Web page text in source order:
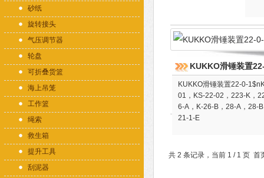
砂纸
旋转接头
气压调节器
轮盘
可折叠货篮
海上吊笼
工作篮
绳索
救生箱
提升工具
刮泥器
KUKKO滑锤装置
KUKKO滑锤装置22-0-
01，KS-22-02，223-K，
6-A，K-26-B，28-A，28-
21-1-E
共 2 条记录，当前 1 / 1 页